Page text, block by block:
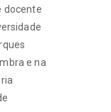
docente
e na